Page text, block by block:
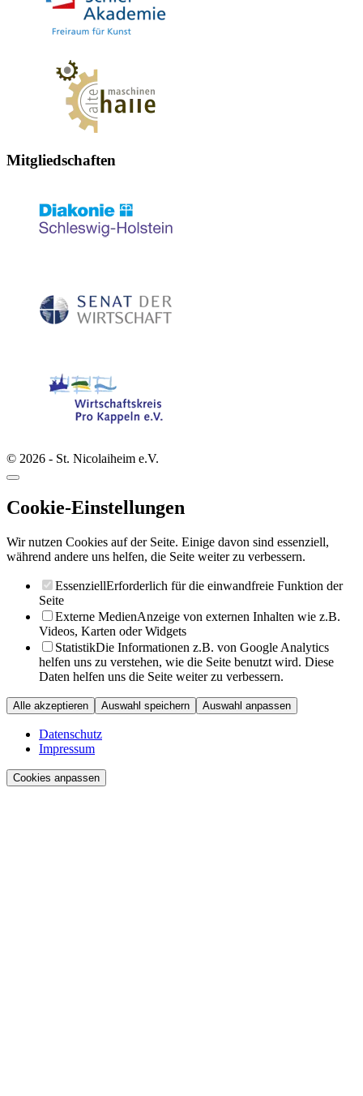
Mitgliedschaften
© 2026 - St. Nicolaiheim e.V.
Cookie-Einstellungen
Wir nutzen Cookies auf der Seite. Einige davon sind essenziell,
während andere uns helfen, die Seite weiter zu verbessern.
EssenziellErforderlich für die einwandfreie Funktion der
Seite
Externe MedienAnzeige von externen Inhalten wie z.B.
Videos, Karten oder Widgets
StatistikDie Informationen z.B. von Google Analytics
helfen uns zu verstehen, wie die Seite benutzt wird. Diese
Daten helfen uns die Seite weiter zu verbessern.
Alle akzeptieren Auswahl speichern Auswahl anpassen
Datenschutz
Impressum
Cookies anpassen